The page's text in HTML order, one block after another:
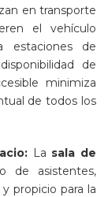
en transporte
el vehículo
estaciones de
de
minimiza
de todos los
La sala de
de asistentes,
propicio para la